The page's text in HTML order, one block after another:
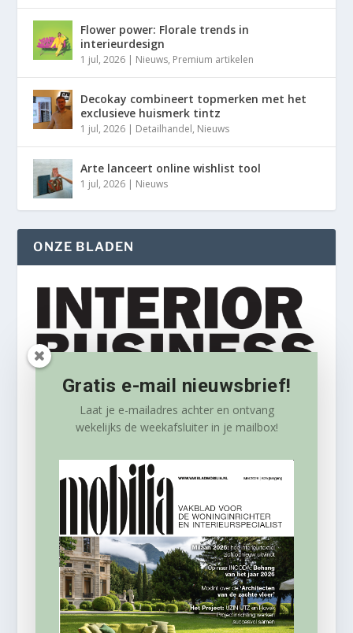
Flower power: Florale trends in
interieurdesign
1 jul, 2026 | Nieuws, Premium artikelen
Decokay combineert topmerken met het
exclusieve huismerk tintz
1 jul, 2026 | Detailhandel, Nieuws
Arte lanceert online wishlist tool
1 jul, 2026 | Nieuws
ONZE BLADEN
Gratis e-mail nieuwsbrief!
Laat je e-mailadres achter en ontvang
wekelijks de weekafsluiter in je mailbox!